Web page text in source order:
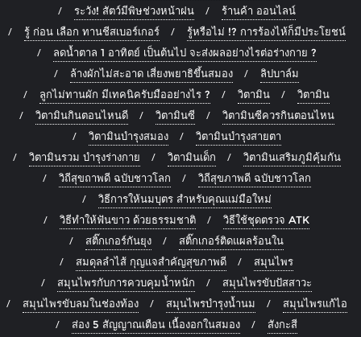
ระวัง! สัตว์มีพิษช่วงหน้าฝน
ร้านค้า ออนไลน์
รู้ ก่อน เลือก ทานชีสเบอร์เกอร์
รู้หรือไม่ !? การร้องไห้ก็มีประโยชน์
ลดน้ำตาล 1 อาทิตย์ เป็นต้นไป จะส่งผลอย่างไรต่อร่างกาย ?
ล้างผักไม่สะอาด เสี่ยงพยาธิขึ้นสมอง
ลิปบาล์ม
ลูกไม่ทานผัก มีเทคนิครับมืออย่างไร ?
วิตามิน
วิตามิน
วิตามินกินตอนไหนดี
วิตามินซี
วิตามินซีควรกินตอนไหน
วิตามินบำรุงสมอง
วิตามินบำรุงสายตา
วิตามินรวม บำรุงร่างกาย
วิตามินเด็ก
วิตามินเสริมภูมิคุ้มกัน
วิถีสุขถาพดี ฉบับชาวโลก
วิถีสุขภาพดี ฉบับชาวโลก
วิธีการให้นมบุตร สำหรับคุณแม่มือใหม่
วิธีทำให้ฟันขาว ด้วยธรรมชาติ
วิธีใช้ชุดตรวจ ATK
สติ๊กเกอร์กันยุง
สติ๊กเกอร์ติดแผลร้อนใน
สมดุลลำไส้ กุญแจสำคัญสุขภาพดี
สมุนไพร
สมุนไพรกับการควบคุมน้ำหนัก
สมุนไพรขับปัสสาวะ
สมุนไพรขับลมในช่องท้อง
สมุนไพรบำรุงน้ำนม
สมุนไพรแก้ไอ
ส่อง 5 สัญญาณเตือน เนื้องอกในสมอง
สังกะสี